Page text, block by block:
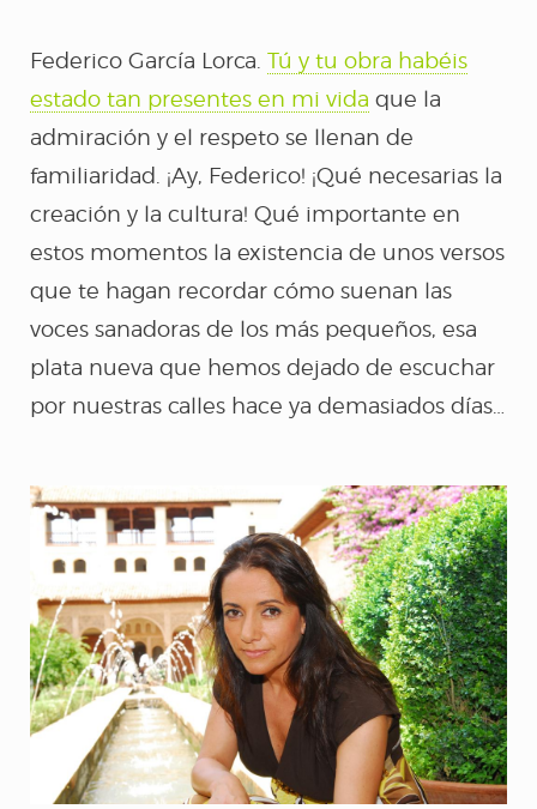
NOTICIAS
CONTACTO
Federico García Lorca. Tú y tu obra habéis
estado tan presentes en mi vida que la
admiración y el respeto se llenan de
familiaridad. ¡Ay, Federico! ¡Qué necesarias la
creación y la cultura! Qué importante en
estos momentos la existencia de unos versos
que te hagan recordar cómo suenan las
voces sanadoras de los más pequeños, esa
plata nueva que hemos dejado de escuchar
por nuestras calles hace ya demasiados días…